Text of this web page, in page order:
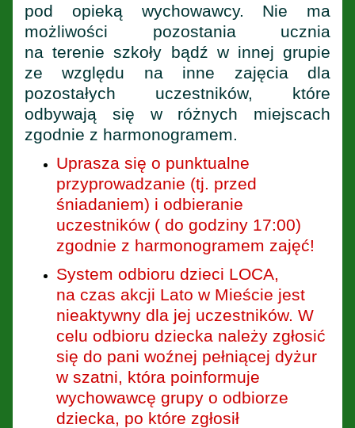
pod opieką wychowawcy. Nie ma
możliwości pozostania ucznia
na terenie szkoły bądź w innej grupie
ze względu na inne zajęcia dla
pozostałych uczestników, które
odbywają się w różnych miejscach
zgodnie z harmonogramem.
Uprasza się o punktualne
przyprowadzanie (tj. przed
śniadaniem) i odbieranie
uczestników ( do godziny 17:00)
zgodnie z harmonogramem zajęć!
System odbioru dzieci LOCA,
na czas akcji Lato w Mieście jest
nieaktywny dla jej uczestników. W
celu odbioru dziecka należy zgłosić
się do pani woźnej pełniącej dyżur
w szatni, która poinformuje
wychowawcę grupy o odbiorze
dziecka, po które zgłosił